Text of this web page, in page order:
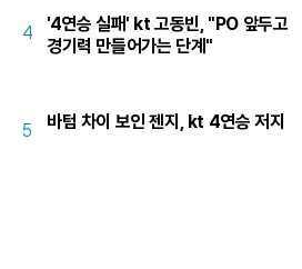
4
'4연승 실패' kt 고동빈, "PO 앞두고
경기력 만들어가는 단계"
5 바텀 차이 보인 젠지, kt 4연승 저지